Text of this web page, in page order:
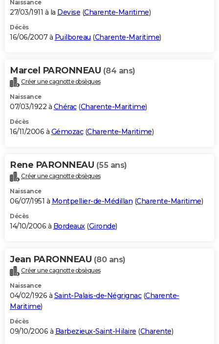
Naissance
27/03/1911 à la Devise (Charente-Maritime)
Décès
16/06/2007 à Puilboreau (Charente-Maritime)
Marcel PARONNEAU (84 ans)
Créer une cagnotte obsèques
Naissance
07/03/1922 à Chérac(Charente-Maritime)
Décès
16/11/2006 à Gémozac(Charente-Maritime)
Rene PARONNEAU (55 ans)
Créer une cagnotte obsèques
Naissance
06/07/1951 à Montpellier-de-Médillan (Charente-Maritime)
Décès
14/10/2006 à Bordeaux(Gironde)
Jean PARONNEAU (80 ans)
Créer une cagnotte obsèques
Naissance
04/02/1926 à Saint-Palais-de-Négrignac(Charente-
Maritime)
Décès
09/10/2006 à Barbezieux-Saint-Hilaire (Charente)